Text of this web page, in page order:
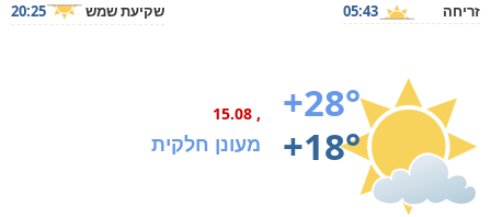
זריחה
05:43 שקיעת שמש 20:25
+28°
+18°
, 15.08
מעונן חלקית